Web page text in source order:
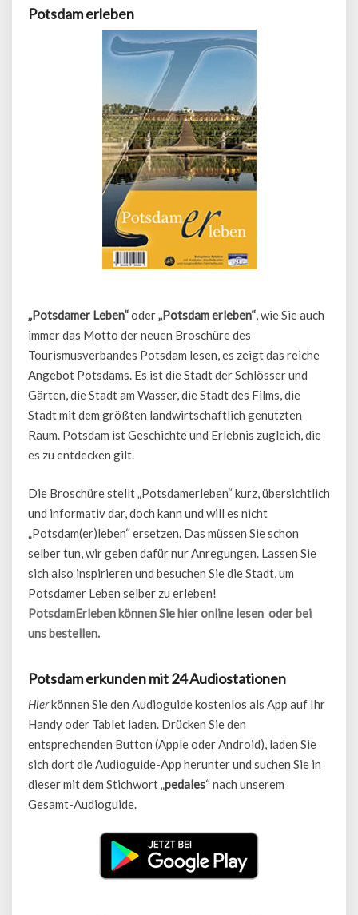
Potsdam erleben
„Potsdamer Leben“oder„Potsdam erleben“, wie Sie auch
immer das Motto der neuen Broschüre des
Tourismusverbandes Potsdam lesen, es zeigt das reiche
Angebot Potsdams. Es ist die Stadt der Schlösser und
Gärten, die Stadt am Wasser, die Stadt des Films, die
Stadt mit dem größten landwirtschaftlich genutzten
Raum. Potsdam ist Geschichte und Erlebnis zugleich, die
es zu entdecken gilt.
Die Broschüre stellt „Potsdamerleben“ kurz, übersichtlich
und informativ dar, doch kann und will es nicht
„Potsdam(er)leben“ ersetzen. Das müssen Sie schon
selber tun, wir geben dafür nur Anregungen. Lassen Sie
sich also inspirieren und besuchen Sie die Stadt, um
Potsdamer Leben selber zu erleben!
PotsdamErleben können Sie hier online lesen oder bei
uns bestellen.
Potsdam erkunden mit 24 Audiostationen
Hierkönnen Sie den Audioguide kostenlos als App auf Ihr
Handy oder Tablet laden. Drücken Sie den
entsprechenden Button (Apple oder Android), laden Sie
sich dort die Audioguide-App herunter und suchen Sie in
dieser mit dem Stichwort „ pedales“ nach unserem
Gesamt-Audioguide.